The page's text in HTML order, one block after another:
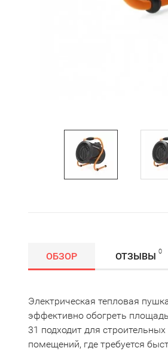
ОБЗОР ОТЗЫВЫ 0
Электрическая тепловая
эффективно обогреть
31 подходит для
помещений, где требуется